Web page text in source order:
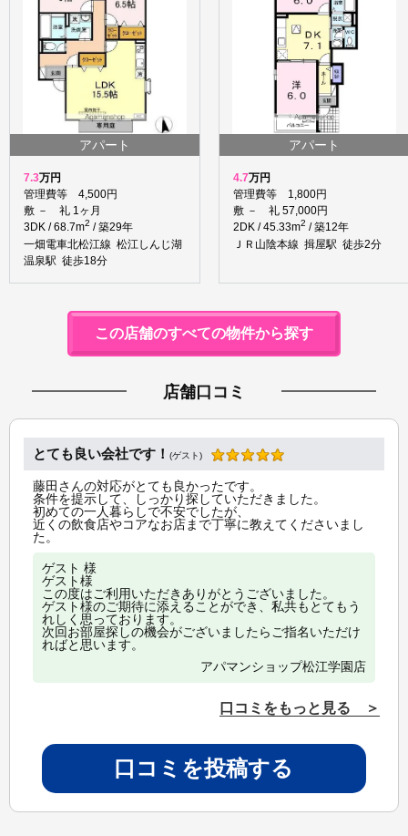
アパート
7.3万円
管理費等 4,500円
敷 － 礼 1ヶ月
3DK / 68.7m2 / 築29年
一畑電車北松江線 松江しんじ湖
温泉駅 徒歩18分
アパート
4.7万円
管理費等 1,800円
敷 － 礼 57,000円
2DK / 45.33m2 / 築12年
ＪＲ山陰本線 揖屋駅 徒歩2分
この店舗のすべての物件から探す
店舗口コミ
とても良い会社です！ (ゲスト)
藤田さんの対応がとても良かったです。
条件を提示して、しっかり探していただきました。
初めての一人暮らしで不安でしたが、
近くの飲食店やコアなお店まで丁寧に教えてくださいまし
た。
ゲスト 様
ゲスト様
この度はご利用いただきありがとうございました。
ゲスト様のご期待に添えることができ、私共もとてもう
れしく思っております。
次回お部屋探しの機会がございましたらご指名いただけ
ればと思います。
アパマンショップ松江学園店
口コミをもっと見る ＞
口コミを投稿する